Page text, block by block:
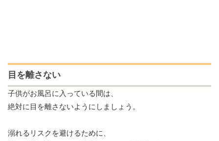
目を離さない
子供がお風呂に入っている間は、
絶対に目を離さないようにしましょう。
溺れるリスクを避けるために、